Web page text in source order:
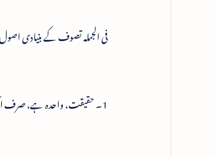
فی الجملہ تصوف کے بنیادی
1۔ حقیقت، واحدہ ہے، صرف ایک ہے، لا شریک ہے ، وحدۃ مطلقہ ہے۔ اسی کو صوفی الحق سے تعبیر کرتا ہے۔